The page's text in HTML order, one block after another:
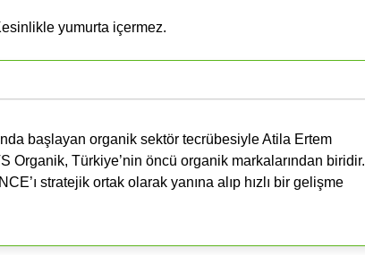
yumurta içermez.
başlayan organik sektör tecrübesiyle Atila Ertem
Organik, Türkiye’nin öncü organik markalarından biridir.
stratejik ortak olarak yanına alıp hızlı bir gelişme